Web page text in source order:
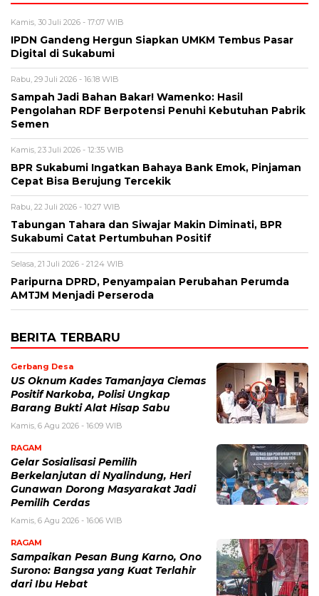
Kamis, 30 Juli 2026 - 17:07 WIB
IPDN Gandeng Hergun Siapkan UMKM Tembus Pasar
Digital di Sukabumi
Rabu, 29 Juli 2026 - 16:18 WIB
Sampah Jadi Bahan Bakar! Wamenko: Hasil
Pengolahan RDF Berpotensi Penuhi Kebutuhan Pabrik
Semen
Kamis, 23 Juli 2026 - 12:35 WIB
BPR Sukabumi Ingatkan Bahaya Bank Emok, Pinjaman
Cepat Bisa Berujung Tercekik
Rabu, 22 Juli 2026 - 10:27 WIB
Tabungan Tahara dan Siwajar Makin Diminati, BPR
Sukabumi Catat Pertumbuhan Positif
Selasa, 21 Juli 2026 - 21:24 WIB
Paripurna DPRD, Penyampaian Perubahan Perumda
AMTJM Menjadi Perseroda
BERITA TERBARU
Gerbang Desa
US Oknum Kades Tamanjaya Ciemas
Positif Narkoba, Polisi Ungkap
Barang Bukti Alat Hisap Sabu
Kamis, 6 Agu 2026 - 16:09 WIB
RAGAM
Gelar Sosialisasi Pemilih
Berkelanjutan di Nyalindung, Heri
Gunawan Dorong Masyarakat Jadi
Pemilih Cerdas
Kamis, 6 Agu 2026 - 16:06 WIB
RAGAM
Sampaikan Pesan Bung Karno, Ono
Surono: Bangsa yang Kuat Terlahir
dari Ibu Hebat